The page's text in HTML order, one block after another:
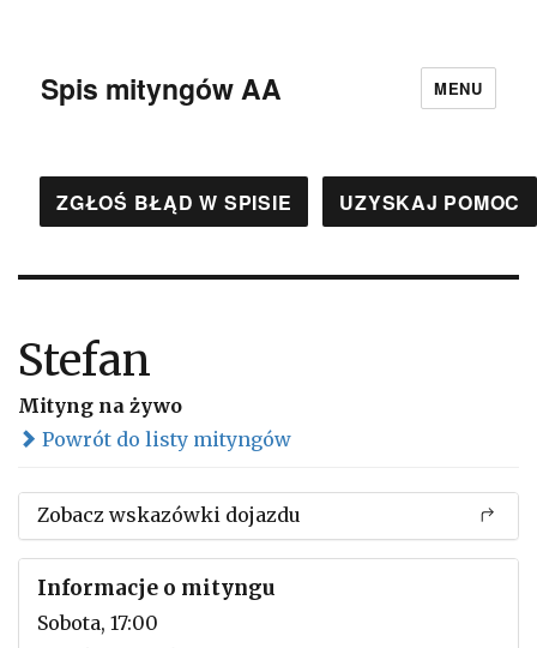
Spis mityngów AA MENU
ZGŁOŚ BŁĄD W SPISIE UZYSKAJ POMOC
Stefan
Mityng na żywo
Powrót do listy mityngów
Zobacz wskazówki dojazdu
Informacje o mityngu
Sobota, 17:00